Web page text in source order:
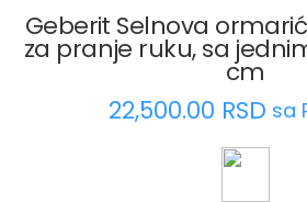
Geberit Selnova
za pranje ruku, sa
cm
22,500.00 RSD sa